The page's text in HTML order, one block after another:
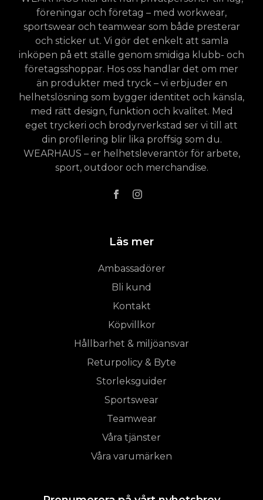
föreningar och företag – med workwear,
sportswear och teamwear som både presterar
och sticker ut. Vi gör det enkelt att samla
inköpen på ett ställe genom smidiga klubb- och
företagsshoppar. Hos oss handlar det om mer
än produkter med tryck – vi erbjuder en
helhetslösning som bygger identitet och känsla,
med rätt design, funktion och kvalitet. Med
eget tryckeri och brodyrverkstad ser vi till att
din profilering blir lika proffsig som du.
WEARHAUS – er helhetsleverantör för arbete,
sport, outdoor och merchandise.
Läs mer
Ambassadörer
Bli kund
Kontakt
Köpvillkor
Hållbarhet & miljöansvar
Returpolicy & Byte
Storleksguider
Sportswear
Teamwear
Våra tjänster
Våra varumärken